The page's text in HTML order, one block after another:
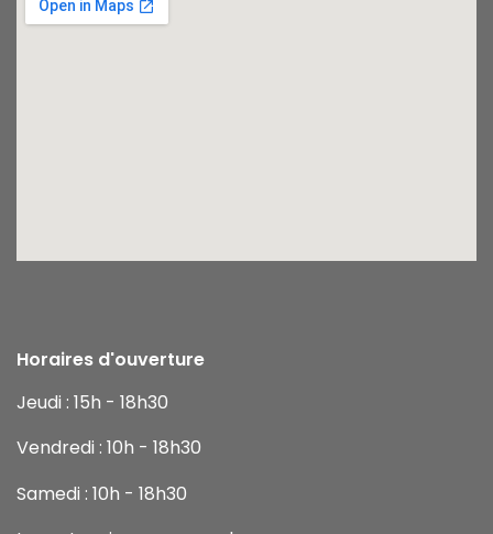
Horaires d'ouverture
Jeudi : 15h - 18h30
Vendredi : 10h - 18h30
Samedi : 10h - 18h30